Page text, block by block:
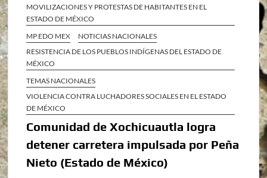
MOVILIZACIONES Y PROTESTAS DE HABITANTES EN EL
ESTADO DE MÉXICO
MP EDO MEX
NOTICIAS NACIONALES
RESISTENCIA DE LOS PUEBLOS INDÍGENAS DEL ESTADO DE
MÉXICO
TEMAS NACIONALES
VIOLENCIA CONTRA LUCHADORES SOCIALES EN EL ESTADO
DE MÉXICO
Comunidad de Xochicuautla logra
detener carretera impulsada por Peña
Nieto (Estado de México)